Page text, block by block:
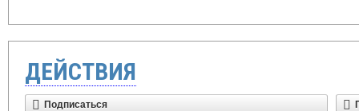
ДЕЙСТВИЯ
Подписаться